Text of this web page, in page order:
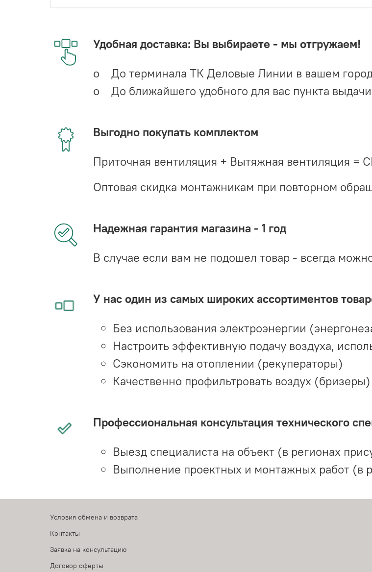
Удобная доставка: Вы выбираете - мы отгружаем!
o До терминала ТК Деловые Линии в вашем
o До ближайшего удобного для вас пункта
Выгодно покупать комплектом
Приточная вентиляция + Вытяжная вентиляция =
Оптовая скидка монтажникам при повторном
Надежная гарантия магазина - 1 год
В случае если вам не подошел товар - всегда
У нас один из самых широких ассортиментов
Без использования электроэнергии
Настроить эффективную подачу воздуха,
Сэкономить на отоплении (рекуператоры)
Качественно профильтровать воздух (бризеры)
Профессиональная консультация технического
Выезд специалиста на объект (в регионах
Выполнение проектных и монтажных работ (в
Условия обмена и возврата
Контакты
Заявка на консультацию
Договор оферты